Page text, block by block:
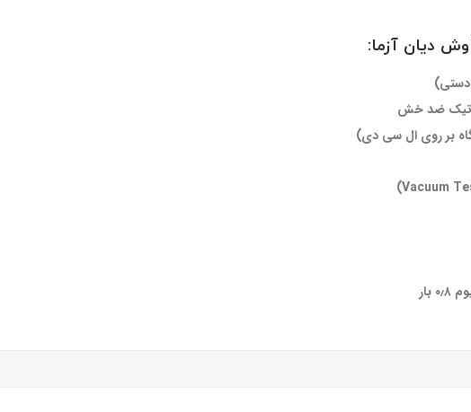
دستی)
ضد خش
بر روی ال سی دی)